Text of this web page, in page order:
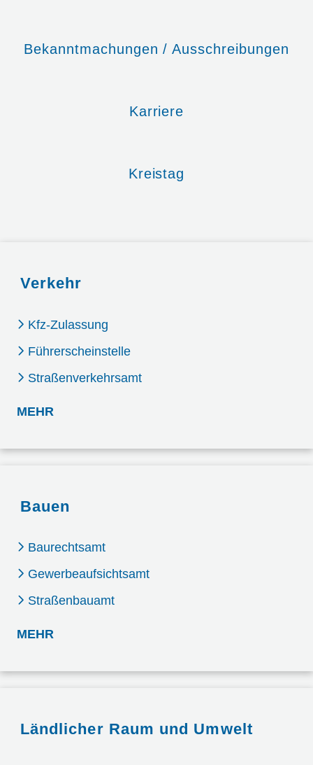
Bekanntmachungen / Ausschreibungen
Karriere
Kreistag
Verkehr
Kfz-Zulassung
Führerscheinstelle
Straßenverkehrsamt
MEHR
Bauen
Baurechtsamt
Gewerbeaufsichtsamt
Straßenbauamt
MEHR
Ländlicher Raum und Umwelt